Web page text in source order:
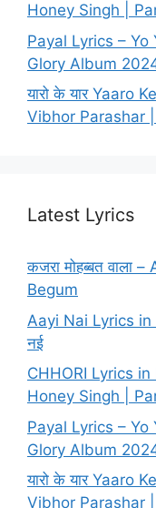
Honey Singh |
Payal Lyrics – Yo
Glory Album
यारो के यार Yaaro
Vibhor Parashar |
Latest Lyrics
कजरा मोहब्बत वाला
Begum
Aayi Nai Lyrics
नई
CHHORI Lyrics
Honey Singh |
Payal Lyrics – Yo
Glory Album
यारो के यार Yaaro
Vibhor Parashar |